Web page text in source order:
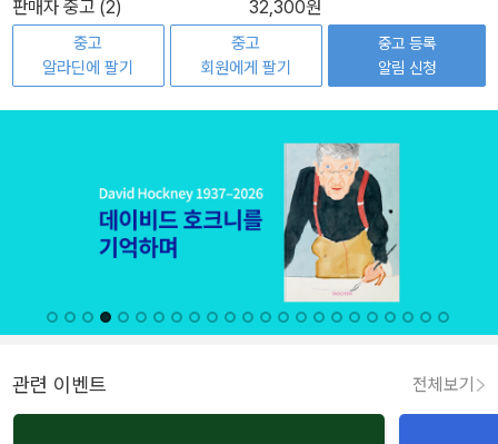
판매자 중고 (2)
32,300원
중고
알라딘에 팔기
중고
회원에게 팔기
중고 등록
알림 신청
관련 이벤트 전체보기